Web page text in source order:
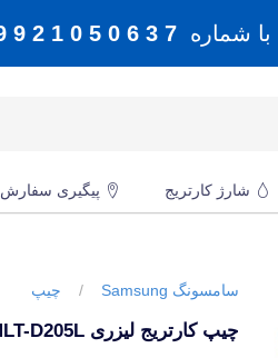
شماره 7 3 6 0 5 0 1 2 9 9 0
شارژ کارتریج پیگیری سفارش
سامسونگ Samsung / چیپ
چیپ کارتریج لیزری MLT-D205L سامسونگ